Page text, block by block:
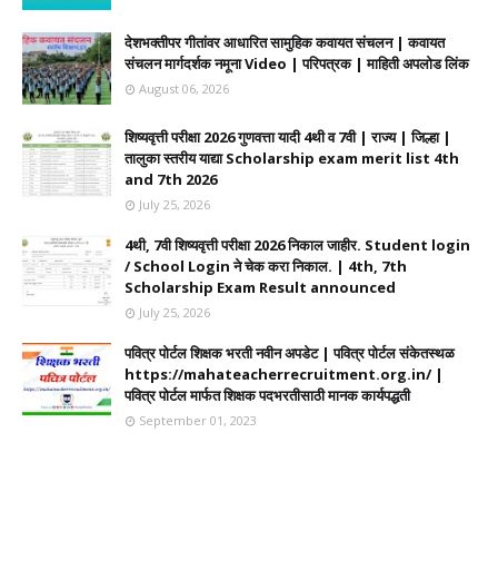
देशभक्तीपर गीतांवर आधारित सामुहिक कवायत संचलन | कवायत
संचलन मार्गदर्शक नमूना Video | परिपत्रक | माहिती अपलोड लिंक
August 06, 2026
शिष्यवृत्ती परीक्षा 2026 गुणवत्ता यादी 4थी व 7वी | राज्य | जिल्हा |
तालुका स्तरीय याद्या Scholarship exam merit list 4th
and 7th 2026
July 25, 2026
4थी, 7वी शिष्यवृत्ती परीक्षा 2026 निकाल जाहीर. Student login
/ School Login ने चेक करा निकाल. | 4th, 7th
Scholarship Exam Result announced
July 25, 2026
पवित्र पोर्टल शिक्षक भरती नवीन अपडेट | पवित्र पोर्टल संकेतस्थळ
https://mahateacherrecruitment.org.in/ |
पवित्र पोर्टल मार्फत शिक्षक पदभरतीसाठी मानक कार्यपद्धती
September 01, 2023